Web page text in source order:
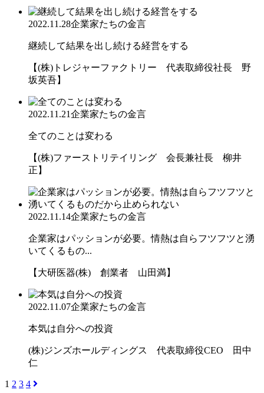
2022.11.28企業家たちの金言
継続して結果を出し続ける経営をする
【(株)トレジャーファクトリー 代表取締役社長 野
坂英吾】
2022.11.21企業家たちの金言
全てのことは変わる
【(株)ファーストリテイリング 会長兼社長 柳井
正】
2022.11.14企業家たちの金言
企業家はパッションが必要。情熱は自らフツフツと湧
いてくるもの...
【大研医器(株) 創業者 山田満】
2022.11.07企業家たちの金言
本気は自分への投資
(株)ジンズホールディングス 代表取締役CEO 田中
仁
1 2 3 4